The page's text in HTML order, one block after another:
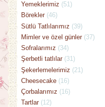
Yemeklerimiz (51)
Börekler (46)
Sütlü Tatlılarımız (39)
Mimler ve özel günler (37)
Sofralarımız (34)
Şerbetli tatlılar (31)
Şekerlemelerimiz (21)
Cheesecake (16)
Çorbalarımız (16)
Tartlar (12)